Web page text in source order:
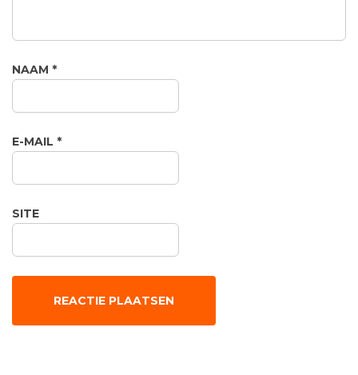
NAAM *
E-MAIL *
SITE